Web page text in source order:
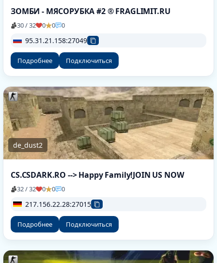
ЗОМБИ - МЯСОРУБКА #2 ® FRAGLIMIT.RU
30 / 32 0 0 0
95.31.21.158:27049
Подробнее Подключиться
de_dust2
CS.CSDARK.RO --> Happy Family!JOIN US NOW
32 / 32 0 0 0
217.156.22.28:27015
Подробнее Подключиться